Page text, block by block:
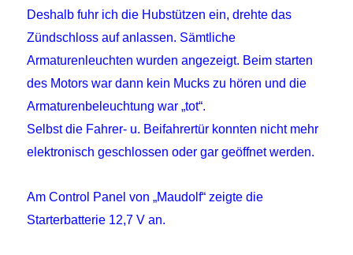
Deshalb fuhr ich die Hubstützen ein, drehte das
Zündschloss auf anlassen. Sämtliche
Armaturenleuchten wurden angezeigt. Beim starten
des Motors war dann kein Mucks zu hören und die
Armaturenbeleuchtung war „tot“.
Selbst die Fahrer- u. Beifahrertür konnten nicht mehr
elektronisch geschlossen oder gar geöffnet werden.
Am Control Panel von „Maudolf“ zeigte die
Starterbatterie 12,7 V an.